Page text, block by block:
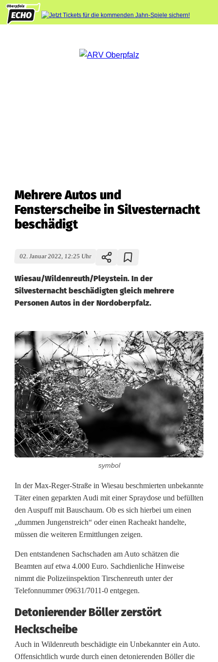
Mehrere Autos und
Fensterscheibe in Silvesternacht
beschädigt
02. Januar 2022, 12:25 Uhr
Wiesau/Wildenreuth/Pleystein. In der
Silvesternacht beschädigten gleich mehrere
Personen Autos in der Nordoberpfalz.
M
e
h
r
e
r
e
u
t
o
u
n
F
e
n
symbol
In der Max-Reger-Straße in Wiesau beschmierten unbekannte
Täter einen geparkten Audi mit einer Spraydose und befüllten
den Auspuff mit Bauschaum. Ob es sich hierbei um einen
„dummen Jungenstreich“ oder einen Racheakt handelte,
müssen die weiteren Ermittlungen zeigen.
Den entstandenen Sachschaden am Auto schätzen die
Beamten auf etwa 4.000 Euro. Sachdienliche Hinweise
nimmt die Polizeiinspektion Tirschenreuth unter der
Telefonnummer 09631/7011-0 entgegen.
Detonierender Böller zerstört
Heckscheibe
Auch in Wildenreuth beschädigte ein Unbekannter ein Auto.
Offensichtlich wurde durch einen detonierenden Böller die